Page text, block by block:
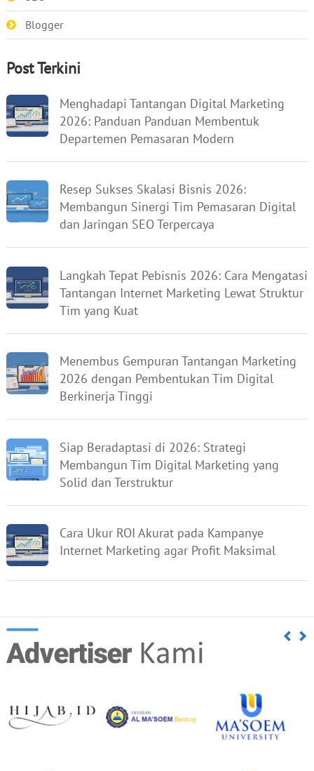
Blogger
Post Terkini
Menghadapi Tantangan Digital Marketing
2026: Panduan Panduan Membentuk
Departemen Pemasaran Modern
Resep Sukses Skalasi Bisnis 2026:
Membangun Sinergi Tim Pemasaran Digital
dan Jaringan SEO Terpercaya
Langkah Tepat Pebisnis 2026: Cara Mengatasi
Tantangan Internet Marketing Lewat Struktur
Tim yang Kuat
Menembus Gempuran Tantangan Marketing
2026 dengan Pembentukan Tim Digital
Berkinerja Tinggi
Siap Beradaptasi di 2026: Strategi
Membangun Tim Digital Marketing yang
Solid dan Terstruktur
Cara Ukur ROI Akurat pada Kampanye
Internet Marketing agar Profit Maksimal